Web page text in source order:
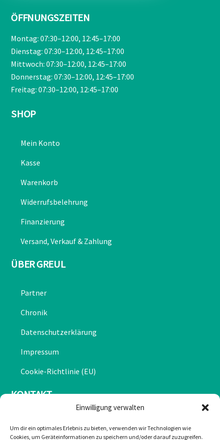
Einwilligung verwalten
Um dir ein optimales Erlebnis zu bieten, verwenden wir Technologien wie
Cookies, um Geräteinformationen zu speichern und/oder darauf zuzugreifen.
ÖFFNUNGSZEITEN
Montag: 07:30–12:00, 12:45–17:00
Dienstag: 07:30–12:00, 12:45–17:00
Mittwoch: 07:30–12:00, 12:45–17:00
Donnerstag: 07:30–12:00, 12:45–17:00
Freitag: 07:30–12:00, 12:45–17:00
SHOP
Mein Konto
Kasse
Warenkorb
Widerrufsbelehrung
Finanzierung
Versand, Verkauf & Zahlung
ÜBER GREUL
Partner
Chronik
Datenschutzerklärung
Impressum
Cookie-Richtlinie (EU)
KONTAKT